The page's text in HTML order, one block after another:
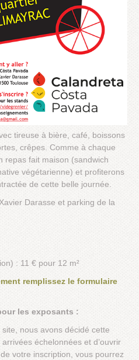
tireuse à bière, café, boissons
crêpes. Comme à chaque
repas fait maison (sandwich
végétarienne) et profiterons
de cette belle journée.
Darasse et parking de la
: 11 € pour 12 m²
remplissez le formulaire
les exposants :
nous avons décidé cette
échelonnées et d’ouvrir
votre inscription, vous pourrez